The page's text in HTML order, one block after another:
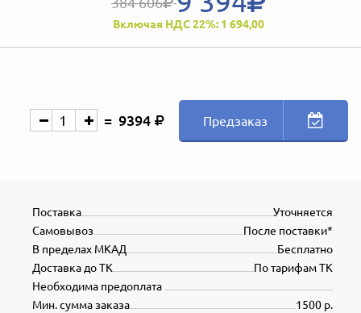
Включая НДС 22%: 1 694,00
9394 Предзаказ
Уточняется
Поставка
После поставки*
Самовывоз
Бесплатно
В пределах МКАД
По тарифам ТК
Доставка до ТК
Необходима предоплата
1500 р.
Мин. сумма заказа